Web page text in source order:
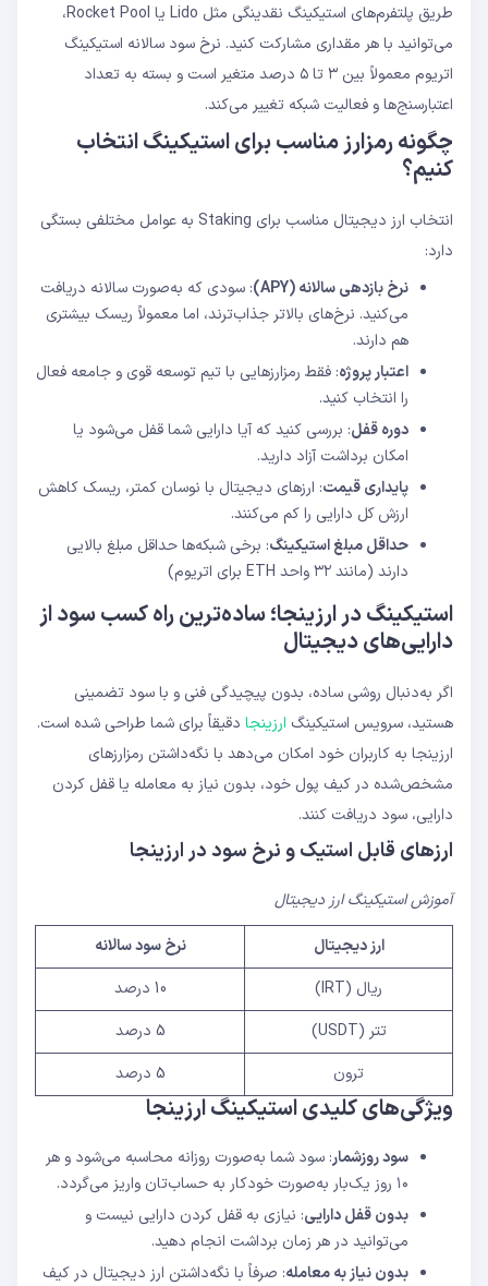
طریق پلتفرم‌های استیکینگ نقدینگی مثل Lido یا Rocket Pool،
می‌توانید با هر مقداری مشارکت کنید. نرخ سود سالانه استیکینگ
اتریوم معمولاً بین ۳ تا ۵ درصد متغیر است و بسته به تعداد
اعتبارسنج‌ها و فعالیت شبکه تغییر می‌کند.
چگونه رمزارز مناسب برای استیکینگ انتخاب
کنیم؟
انتخاب ارز دیجیتال مناسب برای Staking به عوامل مختلفی بستگی
دارد:
نرخ بازدهی سالانه(APY)
: سودی که به‌صورت سالانه دریافت
می‌کنید. نرخ‌های بالاتر جذاب‌ترند، اما معمولاً ریسک بیشتری
هم دارند.
اعتبار پروژه: فقط رمزارزهایی با تیم توسعه قوی و جامعه فعال
را انتخاب کنید.
دوره قفل: بررسی کنید که آیا دارایی شما قفل می‌شود یا
امکان برداشت آزاد دارید.
پایداری قیمت: ارزهای دیجیتال با نوسان کمتر، ریسک کاهش
ارزش کل دارایی را کم می‌کنند.
حداقل مبلغ استیکینگ: برخی شبکه‌ها حداقل مبلغ بالایی
دارند (مانند ۳۲ واحد ETH برای اتریوم)
استیکینگ در ارزینجا؛ ساده‌ترین راه کسب سود از
دارایی‌های دیجیتال
اگر به‌دنبال روشی ساده، بدون پیچیدگی فنی و با سود تضمینی
هستید، سرویس استیکینگ ارزینجا دقیقاً برای شما طراحی شده است.
ارزینجا به کاربران خود امکان می‌دهد با نگه‌داشتن رمزارزهای
مشخص‌شده در کیف پول خود، بدون نیاز به معامله یا قفل کردن
دارایی، سود دریافت کنند.
ارزهای قابل استیک و نرخ سود در ارزینجا
آموزش استیکینگ ارز دیجیتال
ارز دیجیتال
نرخ سود سالانه
ریال (IRT)
10 درصد
تتر (USDT)
5 درصد
ترون
5 درصد
ویژگی‌های کلیدی استیکینگ ارزینجا
سود روزشمار: سود شما به‌صورت روزانه محاسبه می‌شود و هر
۱۰ روز یک‌بار به‌صورت خودکار به حساب‌تان واریز می‌گردد.
بدون قفل دارایی: نیازی به قفل کردن دارایی نیست و
می‌توانید در هر زمان برداشت انجام دهید.
بدون نیاز به معامله: صرفاً با نگه‌داشتن ارز دیجیتال در کیف